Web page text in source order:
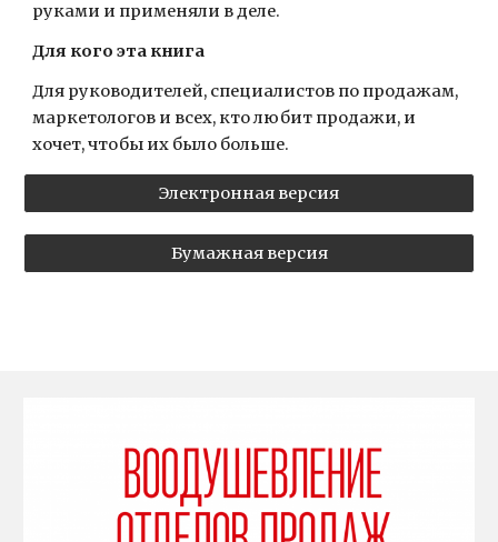
руками и применяли в деле.
Для кого эта книга
Для руководителей, специалистов по продажам,
маркетологов и всех, кто любит продажи, и
хочет, чтобы их было больше.
Электронная версия
Бумажная версия